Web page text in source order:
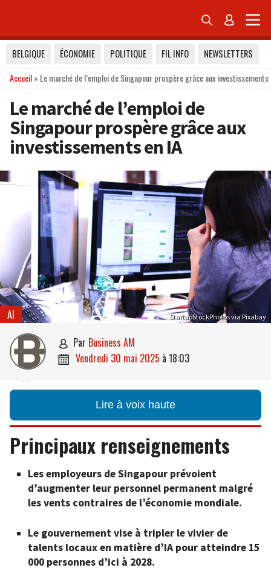
 
BELGIQUE ÉCONOMIE POLITIQUE FIL INFO
NEWSLETTERS
Accueil» Le marché de l’emploi de Singapour prospère grâce aux investissements
Le marché de l’emploi de
Singapour prospère grâce aux
investissements en IA
StartupStockPhotos via Pixabay
AI
 par Business AM
 vendredi 30 mai 2025 à 18:03
Lire à voix haute
Principaux renseignements
Les employeurs de Singapour prévoient
d’augmenter leur personnel permanent malgré
les vents contraires de l’économie mondiale.
Le gouvernement vise à tripler le vivier de
talents locaux en matière d’IA pour atteindre 15
000 personnes d’ici à 2028.